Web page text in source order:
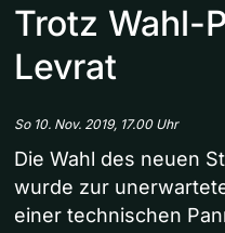
Trotz Wahl-
Levrat
So 10. Nov. 2019, 17.00 Uhr
Die Wahl des neuen
wurde zur
einer technischen